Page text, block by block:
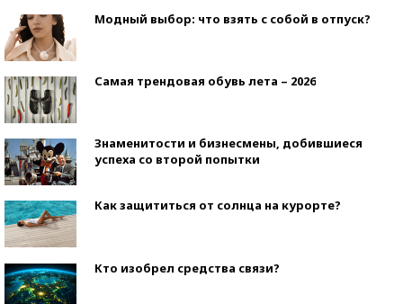
Модный выбор: что взять с собой в отпуск?
Самая трендовая обувь лета – 2026
Знаменитости и бизнесмены, добившиеся
успеха со второй попытки
Как защититься от солнца на курорте?
Кто изобрел средства связи?